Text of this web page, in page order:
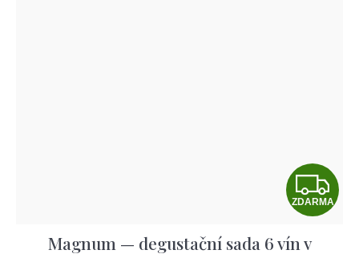
Z
D
ZDARMA
Magnum — degustační sada 6 vín v